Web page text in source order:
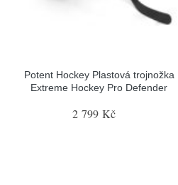
Potent Hockey Plastová trojnožka
Extreme Hockey Pro Defender
2 799 Kč